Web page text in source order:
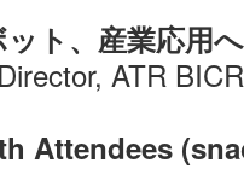
ト、産業応用
ATR
Attendees